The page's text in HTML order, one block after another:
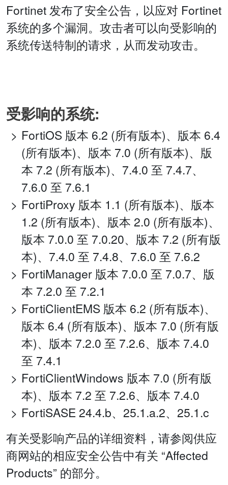
Fortinet 发布了安全公告，以应对 Fortinet
系统的多个漏洞。攻击者可以向受影响的
系统传送特制的请求，从而发动攻击。
受影响的系统:
FortiOS 版本 6.2 (所有版本)、版本 6.4
(所有版本)、版本 7.0 (所有版本)、版
本 7.2 (所有版本)、7.4.0 至 7.4.7、
7.6.0 至 7.6.1
FortiProxy 版本 1.1 (所有版本)、版本
1.2 (所有版本)、版本 2.0 (所有版本)、
版本 7.0.0 至 7.0.20、版本 7.2 (所有版
本)、7.4.0 至 7.4.8、7.6.0 至 7.6.2
FortiManager 版本 7.0.0 至 7.0.7、版
本 7.2.0 至 7.2.1
FortiClientEMS 版本 6.2 (所有版本)、
版本 6.4 (所有版本)、版本 7.0 (所有版
本)、版本 7.2.0 至 7.2.6、版本 7.4.0
至 7.4.1
FortiClientWindows 版本 7.0 (所有版
本)、版本 7.2 至 7.2.6、版本 7.4.0
FortiSASE 24.4.b、25.1.a.2、25.1.c
有关受影响产品的详细资料，请参阅供应
商网站的相应安全公告中有关 “Affected
Products” 的部分。